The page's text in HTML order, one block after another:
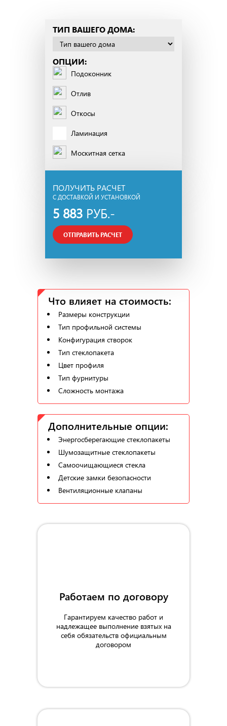
ТИП ВАШЕГО ДОМА:
ОПЦИИ:
Подоконник
Отлив
Откосы
Ламинация
Москитная сетка
ПОЛУЧИТЬ РАСЧЕТ
С ДОСТАВКОЙ И УСТАНОВКОЙ
5 883 РУБ.-
ОТПРАВИТЬ РАСЧЕТ
Что влияет на стоимость:
Размеры конструкции
Тип профильной системы
Конфигурация створок
Тип стеклопакета
Цвет профиля
Тип фурнитуры
Сложность монтажа
Дополнительные опции:
Энергосберегающие стеклопакеты
Шумозащитные стеклопакеты
Самоочищающиеся стекла
Детские замки безопасности
Вентиляционные клапаны
Работаем по договору
Гарантируем качество работ и
надлежащее выполнение взятых на
себя обязательств официальным
договором